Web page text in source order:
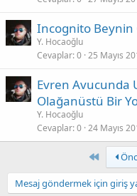
Incognito Beynin
Y. Hocaoğlu
Cevaplar 0 25 Mayıs
Evren Avucunda
Olağanüstü Bir
Y. Hocaoğlu
Cevaplar 0 24 Mayıs
First
Mesaj göndermek için giriş